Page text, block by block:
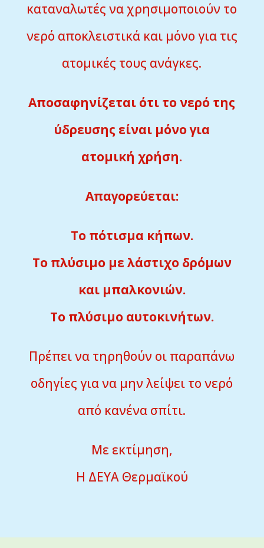
καταναλωτές να χρησιμοποιούν το
νερό αποκλειστικά και μόνο για τις
ατομικές τους ανάγκες.
Αποσαφηνίζεται ότι το νερό της
ύδρευσης είναι μόνο για
ατομική χρήση.
Απαγορεύεται:
Το πότισμα κήπων.
Το πλύσιμο με λάστιχο δρόμων
και μπαλκονιών.
Το πλύσιμο αυτοκινήτων.
Πρέπει να τηρηθούν οι παραπάνω
οδηγίες για να μην λείψει το νερό
από κανένα σπίτι.
Με εκτίμηση,
Η ΔΕΥΑ Θερμαϊκού